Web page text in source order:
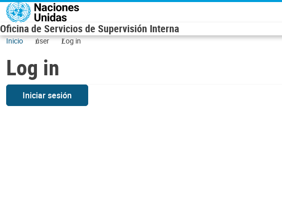
Skip to main content
Oficina de Servicios de Supervisión Interna
Inicio user Log in
Log in
Iniciar sesión